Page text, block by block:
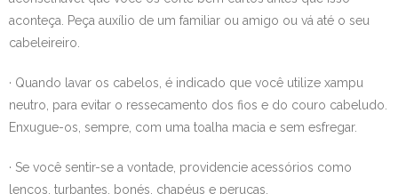
- Mitos e Verdades
- Exercícios Físicos
aconteça. Peça auxílio de um familiar ou amigo ou vá até o seu
cabeleireiro.
· Quando lavar os cabelos, é indicado que você utilize xampu
neutro, para evitar o ressecamento dos fios e do couro cabeludo.
Enxugue-os, sempre, com uma toalha macia e sem esfregar.
· Se você sentir-se a vontade, providencie acessórios como
lenços, turbantes, bonés, chapéus e perucas.